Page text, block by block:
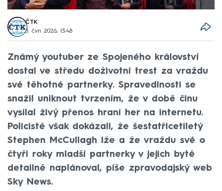
ČTK
3. čvn 2026, 13:48
Známý youtuber ze Spojeného království
dostal ve středu doživotní trest za vraždu
své těhotné partnerky. Spravedlnosti se
snažil uniknout tvrzením, že v době činu
vysílal živý přenos hraní her na internetu.
Policisté však dokázali, že šestatřicetiletý
Stephen McCullagh lže a že vraždu své o
čtyři roky mladší partnerky v jejich bytě
detailně naplánoval, píše zpravodajský web
Sky News.